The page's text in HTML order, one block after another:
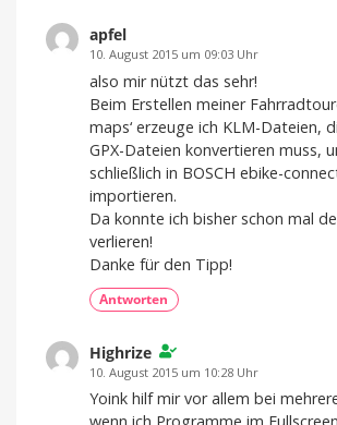
apfel
10. August 2015 um 09:03 Uhr
also mir nützt das sehr!
Beim Erstellen meiner
maps‘ erzeuge ich KLM-Dateien,
GPX-Dateien konvertieren muss,
schließlich in BOSCH ebike-
importieren.
Da konnte ich bisher schon mal
verlieren!
Danke für den Tipp!
Antworten
Highrize
10. August 2015 um 10:28 Uhr
Yoink hilf mir vor allem bei